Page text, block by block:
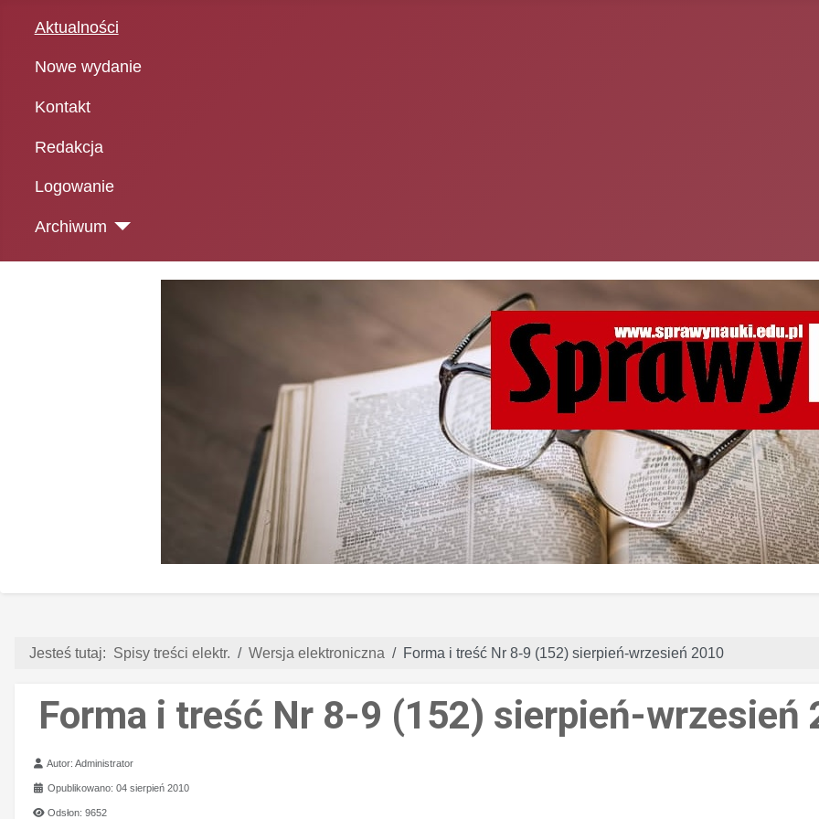
Aktualności
Nowe wydanie
Kontakt
Redakcja
Logowanie
Archiwum
Jesteś tutaj: Spisy treści elektr. Wersja elektroniczna Forma i treść Nr 8-9 (152) sierpień-wrzesień 2010
Forma i treść Nr 8-9 (152) sierpień-wrzesień
Szczegóły
Autor:Administrator
Opublikowano: 04 sierpień 2010
Odsłon: 9652